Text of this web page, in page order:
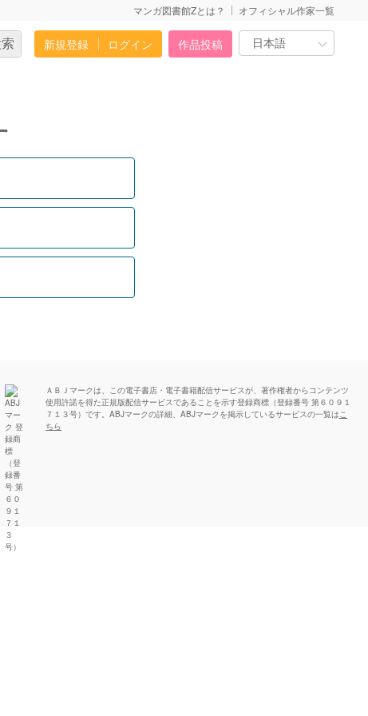
マンガ図書館Zとは？ オフィシャル作家一覧
新規登録 ログイン 作品投稿
ＡＢＪマークは、この電子書店・電子書籍配信サービスが、著作権者からコンテンツ
使用許諾を得た正規版配信サービスであることを示す登録商標（登録番号 第６０９１
７１３号）です。ABJマークの詳細、ABJマークを掲示しているサービスの一覧はこ
ちら